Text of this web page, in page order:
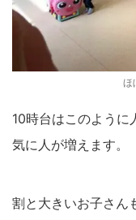
ほ
10時台はこのように
気に人が増えます。
割と大きいお子さん